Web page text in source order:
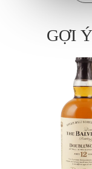
RƯỢU
Hương trái cây chín
lê chín và nho khô,
thức mọi giác quan.
Gợi ý mật ong ngọt
diện của mật ong
GỢI